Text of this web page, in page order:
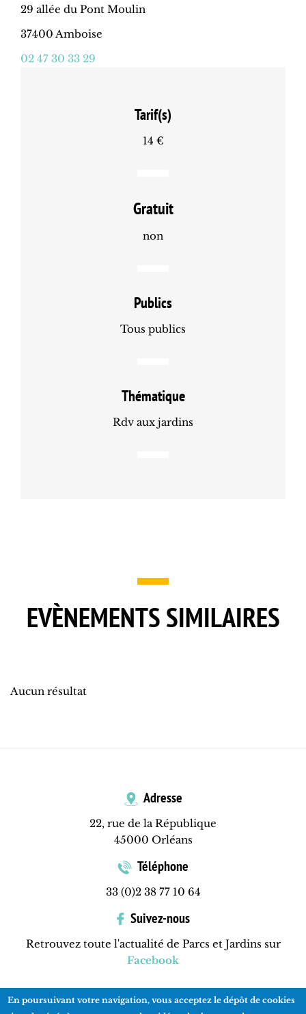
29 allée du Pont Moulin
37400 Amboise
02 47 30 33 29
Tarif(s)
14 €
Gratuit
non
Publics
Tous publics
Thématique
Rdv aux jardins
EVÈNEMENTS SIMILAIRES
Aucun résultat
Adresse
22, rue de la République
45000 Orléans
Téléphone
33 (0)2 38 77 10 64
Suivez-nous
Retrouvez toute l'actualité de Parcs et Jardins sur
Facebook
En poursuivant votre navigation, vous acceptez le dépôt de cookies